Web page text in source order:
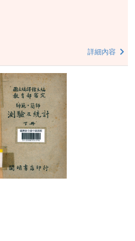
詳細內容